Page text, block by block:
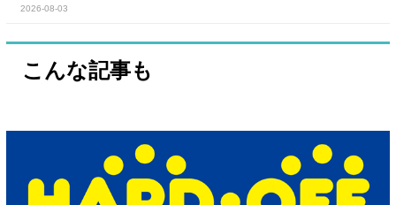
2026-08-03
こんな記事も